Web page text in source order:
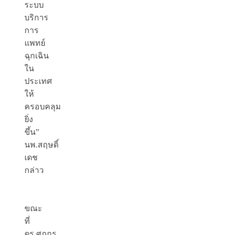
ระบบ
บริการ
การ
แพทย์
ฉุกเฉิน
ใน
ประเทศ
ให้
ครอบคลุม
ยิ่ง
ขึ้น”
นพ.สฤษดิ์
เดช
กล่าว
ขณะ
ที่